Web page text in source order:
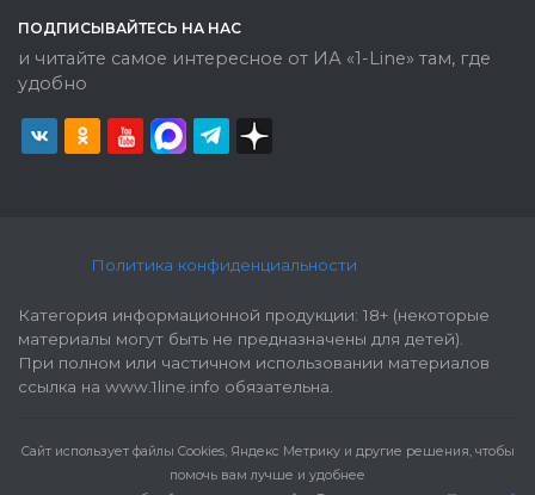
ПОДПИСЫВАЙТЕСЬ НА НАС
и читайте самое интересное от ИА «1-Line» там, где
удобно
Политика конфиденциальности
Категория информационной продукции: 18+ (некоторые
материалы могут быть не предназначены для детей).
При полном или частичном использовании материалов
ссылка на www.1line.info обязательна.
Cайт использует файлы Cookies, Яндекс Метрику и другие решения, чтобы
помочь вам лучше и удобнее